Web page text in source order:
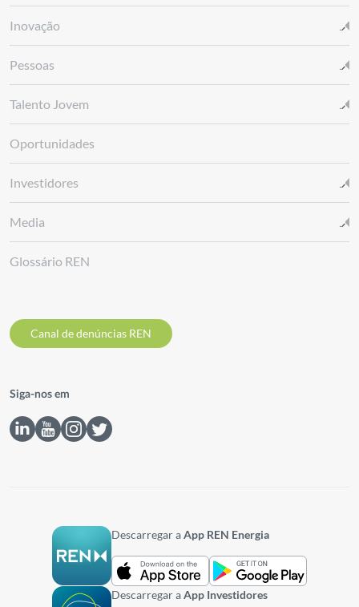
Inovação
Pessoas
Talento Jovem
Oportunidades
Investidores
Media
Glossário REN
Canal de denúncias REN
Siga-nos em
Descarregar aApp REN Energia
Descarregar aApp Investidores